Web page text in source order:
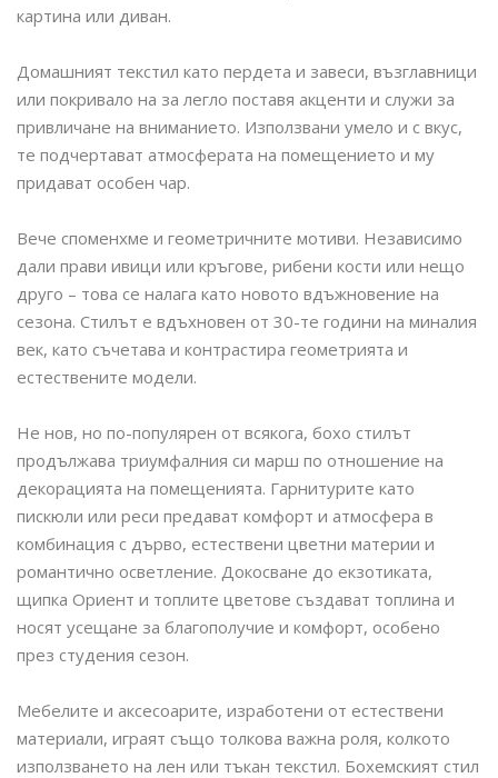
картина или диван.
Домашният текстил като пердета и завеси, възглавници
или покривало на за легло поставя акценти и служи за
привличане на вниманието. Използвани умело и с вкус,
те подчертават атмосферата на помещението и му
придават особен чар.
Вече споменхме и геометричните мотиви. Независимо
дали прави ивици или кръгове, рибени кости или нещо
друго – това се налага като новото вдъжновение на
сезона. Стилът е вдъхновен от 30-те години на миналия
век, като съчетава и контрастира геометрията и
естествените модели.
Не нов, но по-популярен от всякога, бохо стилът
продължава триумфалния си марш по отношение на
декорацията на помещенията. Гарнитурите като
пискюли или реси предават комфорт и атмосфера в
комбинация с дърво, естествени цветни материи и
романтично осветление. Докосване до екзотиката,
щипка Ориент и топлите цветове създават топлина и
носят усещане за благополучие и комфорт, особено
през студения сезон.
Мебелите и аксесоарите, изработени от естествени
материали, играят също толкова важна роля, колкото
използването на лен или тъкан текстил. Бохемският стил